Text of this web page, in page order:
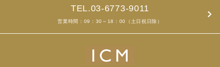
TEL.03-6773-9011
営業時間：09：30～18：00（土日祝日除）